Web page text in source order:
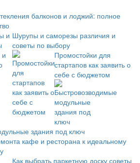
балконов и лоджий: полное
Шурупы и саморезы различия и
советы по выбору
Промостойки для
стартапов как заявить о
себе с бюджетом
здания под ключ
кафе и ресторана к идеальному
Как выбрать паркетную доску советы